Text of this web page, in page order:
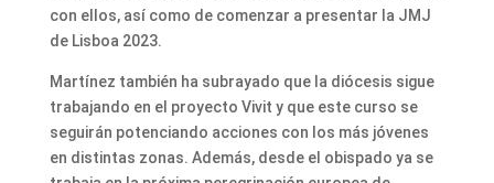
con ellos, así como de comenzar a presentar la JMJ
de Lisboa 2023.
Martínez también ha subrayado que la diócesis sigue
trabajando en el proyecto Vivit y que este curso se
seguirán potenciando acciones con los más jóvenes
en distintas zonas. Además, desde el obispado ya se